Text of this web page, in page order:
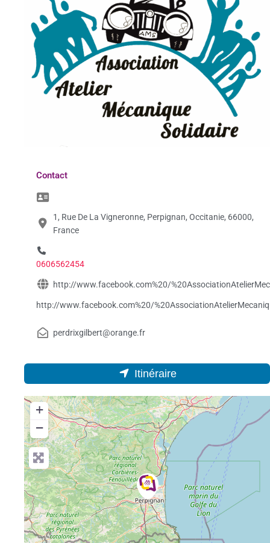
Contact
1, Rue De La Vigneronne, Perpignan, Occitanie, 66000,
France
0606562454
http://www.facebook.com%20/
http://www.facebook.com%20/
perdrixgilbert@orange.fr
Itinéraire
+
−